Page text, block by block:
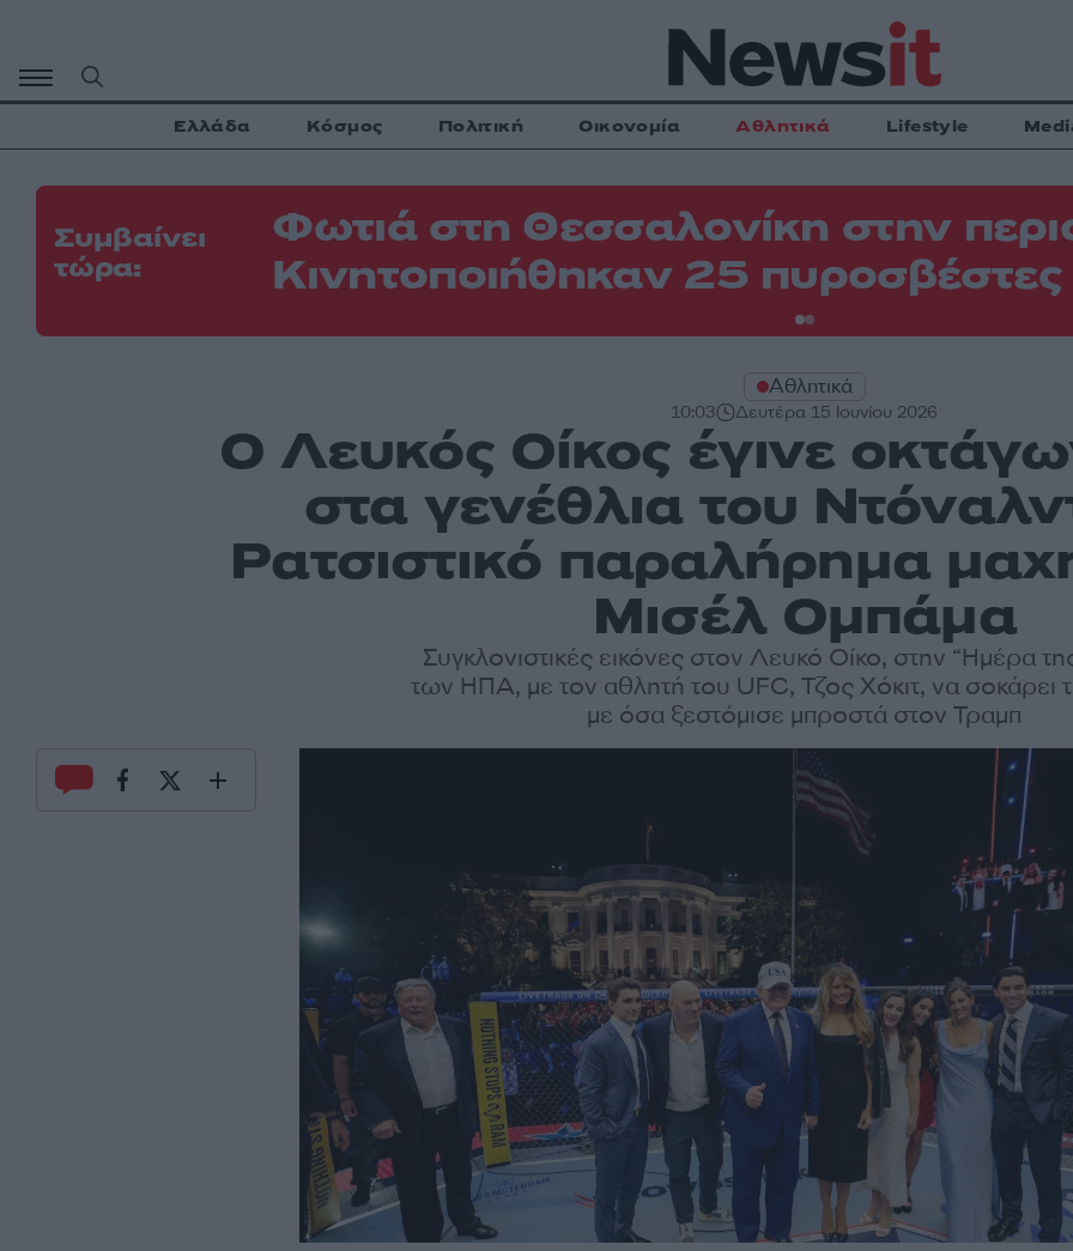
περιεχόμενο
Ελλάδα Κόσμος Πολιτική Οικονομία Αθλητικά Lifestyle
Συμβαίνει
τώρα:
Φωτιά στη Θεσσαλονίκη στην
Κινητοποιήθηκαν 25 πυροσβέστες
Αθλητικά
10:03 Δευτέρα 15 Ιουνίου 2026
Ο Λευκός Οίκος έγινε
στα γενέθλια του
Ρατσιστικό παραλήρημα
Μισέλ Ομπάμα
Συγκλονιστικές εικόνες στον Λευκό Οίκο, στην “Ημέρα
των ΗΠΑ, με τον αθλητή του UFC, Τζος Χόκιτ, να σοκάρει
με όσα ξεστόμισε μπροστά στον Τραμπ